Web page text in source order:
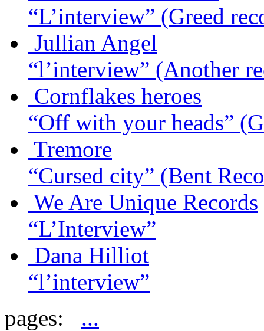
“L’interview” (Greed
Jullian Angel
“l’interview” (Another
Cornflakes heroes
“Off with your heads”
Tremore
“Cursed city” (Bent
We Are Unique Records
“L’Interview”
Dana Hilliot
“l’interview”
pages: ...